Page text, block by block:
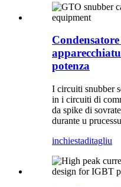
potenza
I circuiti snubber
in i circuiti di
da spike di
durante u
inchiestaditagliu